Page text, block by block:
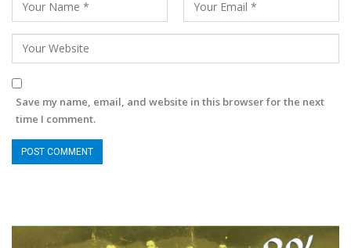
Save my name, email, and website in this browser for the next
time I comment.